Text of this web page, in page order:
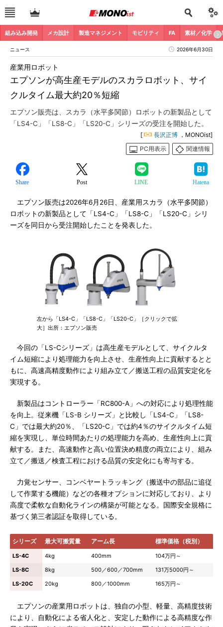
組み込み開発 メカ設計 製造マネジメント モビリティ FA 素材／化学
ニュース 2026年6月30日
エプソンが高生産モデルのスカラロボット、サイ
クルタイム最大約20％短縮
産業用ロボット
エプソン販売は、スカラ（水平多関節）ロボットの新製品として
「LS4-C」「LS8-C」「LS20-C」シリーズの受注を開始した。
[ 長沢正博 ，MONOist]
PC用表示
関連情報
Share Post LINE Hatena
エプソン販売は2026年6月26日、産業用スカラ（水平多関節）
ロボットの新製品として「LS4-C」「LS8-C」「LS20-C」シリ
ーズを同日から受注開始したことを発表した。
左から「LS4-C」「LS8-C」「LS20-C」［クリックで拡
大］出所：エプソン販売
今回の「LS-Cシリーズ」は高生産モデルとして、サイクルタ
イム短縮により処理能力を向上させ、生産性向上に貢献するとと
もに、高速高精度動作により組み立て／搬送工程の品質安定化を
実現する。
新製品はコントローラー「RC800-A」への対応により処理性能
を向上。従来機「LS-B シリーズ」と比較し「LS4-C」「LS8-
C」では最大約20％、「LS20-C」では約4％のサイクルタイム短
縮を実現し、単位時間あたりの処理能力を高め、生産性向上に貢
献する。また、高速動作と高い位置決め精度の両立により、組み
立て／搬送／検査工程における品質の安定化にも寄与する。
力覚センサー、コンベヤートラッキング（搬送中の部品に追従
して作業する機能）などの各種オプションに対応しており、より
高度で柔軟な自動化ラインの構築が可能となる。国際安全規格に
基づく第三者認証を取得している。
シリーズ 最大可搬質量 アーム長 標準価格（税別）
LS-4C 4kg 400mm
104万円～
LS-8C
8kg 500／600／700mm
131万5000円～
LS-20C
20kg 800／1000mm 165万円～
エプソンの産業用ロボットは、独自の小型、軽量、高精度技術
により、自動化による省人化と、安定した動作による高精度な作